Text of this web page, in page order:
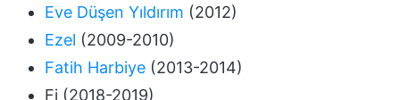
Eve Düşen Yıldırım (2012)
Ezel (2009-2010)
Fatih Harbiye (2013-2014)
Fi (2018-2019)